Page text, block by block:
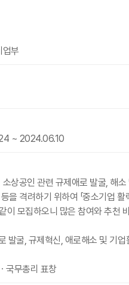
업부
~ 2024.06.10
상공인 관련 규제애로 발굴, 해
을 격려하기 위하여 「중소기업
이 모집하오니 많은 참여와 추천
발굴, 규제혁신, 애로해소 및 기업
국무총리 표창